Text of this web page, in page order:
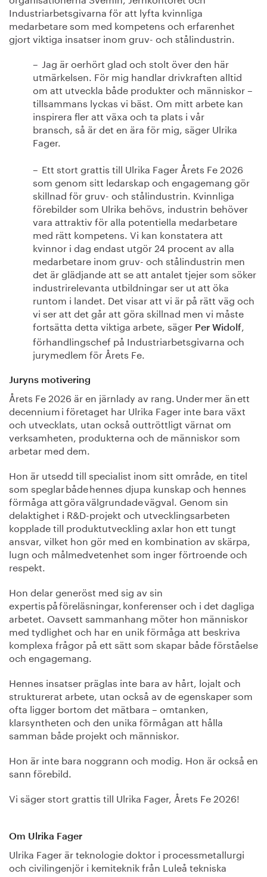
Industriarbetsgivarna för att lyfta kvinnliga
medarbetare som med kompetens och erfarenhet
gjort viktiga insatser inom gruv- och stålindustrin.
– Jag är oerhört glad och stolt över den här
utmärkelsen. För mig handlar drivkraften alltid
om att utveckla både produkter och människor –
tillsammans lyckas vi bäst. Om mitt arbete kan
inspirera fler att växa och ta plats i vår
bransch, så är det en ära för mig, säger Ulrika
Fager.
– Ett stort grattis till Ulrika Fager Årets Fe 2026
som genom sitt ledarskap och engagemang gör
skillnad för gruv- och stålindustrin. Kvinnliga
förebilder som Ulrika behövs, industrin behöver
vara attraktiv för alla potentiella medarbetare
med rätt kompetens. Vi kan konstatera att
kvinnor i dag endast utgör 24 procent av alla
medarbetare inom gruv- och stålindustrin men
det är glädjande att se att antalet tjejer som söker
industrirelevanta utbildningar ser ut att öka
runtom i landet. Det visar att vi är på rätt väg och
vi ser att det går att göra skillnad men vi måste
fortsätta detta viktiga arbete, säger Per Widolf,
förhandlingschef på Industriarbetsgivarna och
jurymedlem för Årets Fe.
Juryns motivering
Årets Fe 2026 är en järnlady av rang. Under mer än ett
decennium i företaget har Ulrika Fager inte bara växt
och utvecklats, utan också outtröttligt värnat om
verksamheten, produkterna och de människor som
arbetar med dem.
Hon är utsedd till specialist inom sitt område, en titel
som speglar både hennes djupa kunskap och hennes
förmåga att göra välgrundade vägval. Genom sin
delaktighet i R&D-projekt och utvecklingsarbeten
kopplade till produktutveckling axlar hon ett tungt
ansvar, vilket hon gör med en kombination av skärpa,
lugn och målmedvetenhet som inger förtroende och
respekt.
Hon delar generöst med sig av sin
expertis på föreläsningar, konferenser och i det dagliga
arbetet. Oavsett sammanhang möter hon människor
med tydlighet och har en unik förmåga att beskriva
komplexa frågor på ett sätt som skapar både förståelse
och engagemang.
Hennes insatser präglas inte bara av hårt, lojalt och
strukturerat arbete, utan också av de egenskaper som
ofta ligger bortom det mätbara – omtanken,
klarsyntheten och den unika förmågan att hålla
samman både projekt och människor.
Hon är inte bara noggrann och modig. Hon är också en
sann förebild.
Vi säger stort grattis till Ulrika Fager, Årets Fe 2026!
Om Ulrika Fager
Ulrika Fager är teknologie doktor i processmetallurgi
och civilingenjör i kemiteknik från Luleå tekniska